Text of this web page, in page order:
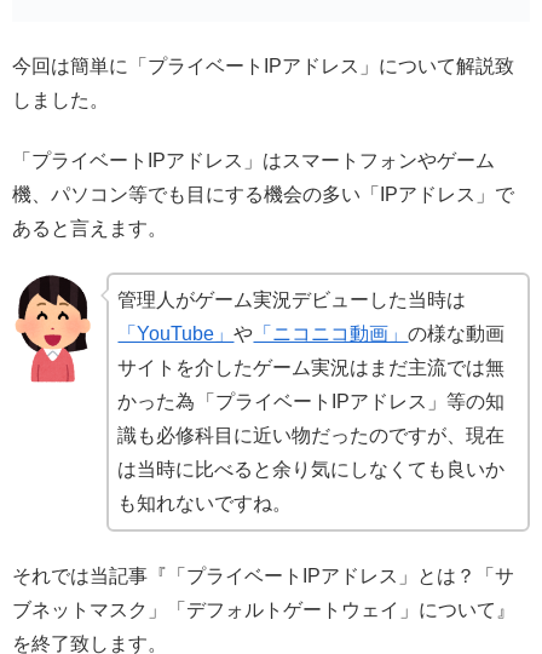
今回は簡単に「プライベートIPアドレス」について解説致
しました。
「プライベートIPアドレス」はスマートフォンやゲーム
機、パソコン等でも目にする機会の多い「IPアドレス」で
あると言えます。
管理人がゲーム実況デビューした当時は
「YouTube」や 「ニコニコ動画」の様な動画
サイトを介したゲーム実況はまだ主流では無
かった為
「プライベートIPアドレス」等の知
識も必修科目に近い物だったのですが、現在
は当時に比べると余り気にしなくても良いか
も知れないですね。
それでは当記事『「プライベートIPアドレス」とは？「サ
ブネットマスク」「デフォルトゲートウェイ」について』
を終了致します。